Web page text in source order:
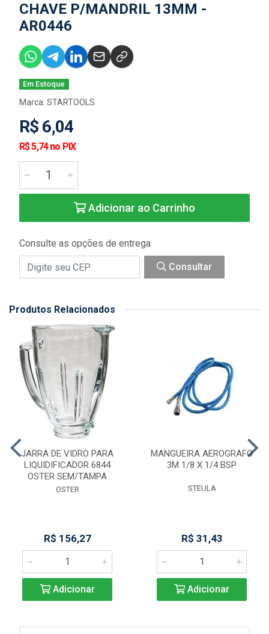
CHAVE P/MANDRIL 13MM -
AR0446
Em Estoque
Marca: STARTOOLS
R$ 6,04
R$ 5,74 no PIX
Adicionar ao Carrinho
Consulte as opções de entrega
Consultar
Produtos Relacionados
JARRA DE VIDRO PARA
LIQUIDIFICADOR 6844
OSTER SEM/TAMPA
OSTER
R$ 156,27
Adicionar
MANGUEIRA AEROGRAFO
3M 1/8 X 1/4 BSP
STEULA
R$ 31,43
Adicionar